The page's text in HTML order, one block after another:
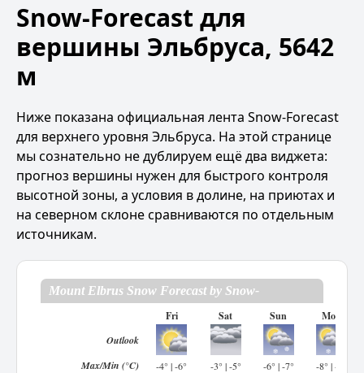
Snow-Forecast для
вершины Эльбруса, 5642
м
Ниже показана официальная лента Snow-Forecast
для верхнего уровня Эльбруса. На этой странице
мы сознательно не дублируем ещё два виджета:
прогноз вершины нужен для быстрого контроля
высотной зоны, а условия в долине, на приютах и
на северном склоне сравниваются по отдельным
источникам.